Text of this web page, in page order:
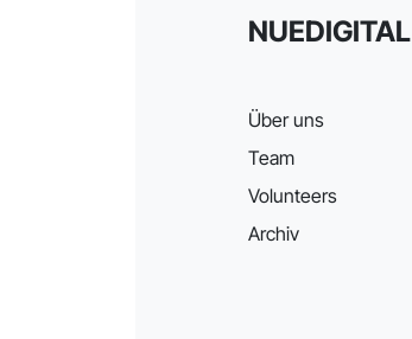
NUEDIGITAL
Über uns
Team
Volunteers
Archiv